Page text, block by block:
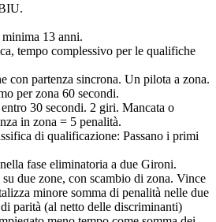
13 anni.
tempo complessivo per le qualifiche
con partenza sincrona. Un pilota a zona.
per zona 60 secondi.
30 secondi. 2 giri. Mancata o
in zona = 5 penalità.
di qualificazione: Passano i primi
fase eliminatoria a due Gironi.
due zone, con scambio di zona. Vince
minore somma di penalità nelle due
parità (al netto delle discriminanti)